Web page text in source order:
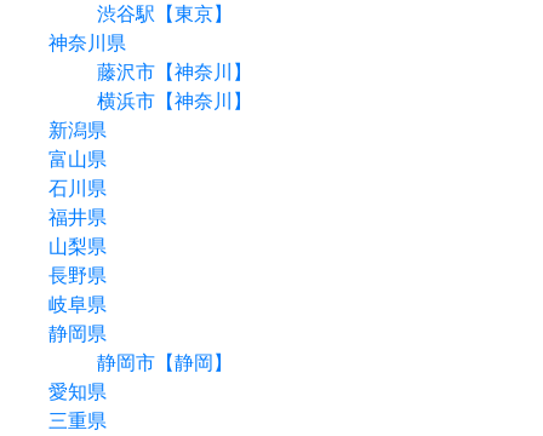
渋谷駅【東京】
神奈川県
藤沢市【神奈川】
横浜市【神奈川】
新潟県
富山県
石川県
福井県
山梨県
長野県
岐阜県
静岡県
静岡市【静岡】
愛知県
三重県